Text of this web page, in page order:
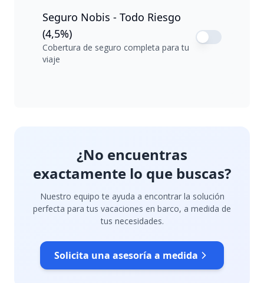
Seguro Nobis - Todo Riesgo
(4,5%)
Cobertura de seguro completa para tu
viaje
¿No encuentras
exactamente lo que buscas?
Nuestro equipo te ayuda a encontrar la solución
perfecta para tus vacaciones en barco, a medida de
tus necesidades.
Solicita una asesoría a medida